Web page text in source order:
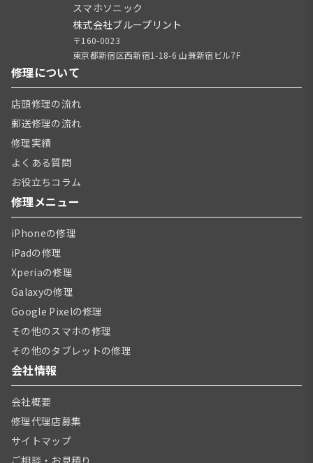
スマホソニック
株式会社ブループリント
〒160-0023
東京都新宿区西新宿1-18-6 山兼新宿ビル7F
修理について
店頭修理の流れ
郵送修理の流れ
修理実績
よくある質問
お役立ちコラム
修理メニュー
iPhoneの修理
iPadの修理
Xperiaの修理
Galaxyの修理
Google Pixelの修理
その他のスマホの修理
その他のタブレットの修理
会社情報
会社概要
修理代理店募集
サイトマップ